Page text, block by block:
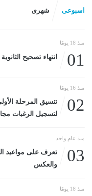
اسبوعى شهرى
منذ 18 يومًا
01 انتهاء تصحيح
منذ 16 يومًا
02
لتسجيل الرغبات
منذ عام واحد
03
تعرف على مواعيد
والعكس
منذ 18 يومًا